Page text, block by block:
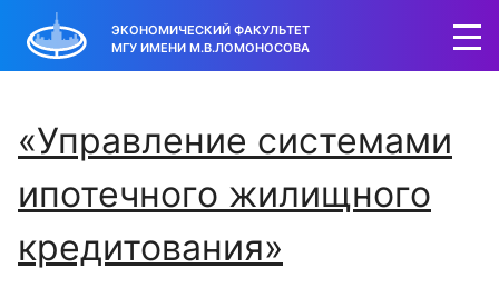
ЭКОНОМИЧЕСКИЙ ФАКУЛЬТЕТ
МГУ ИМЕНИ М.В.ЛОМОНОСОВА
«Управление системами
ипотечного жилищного
кредитования»